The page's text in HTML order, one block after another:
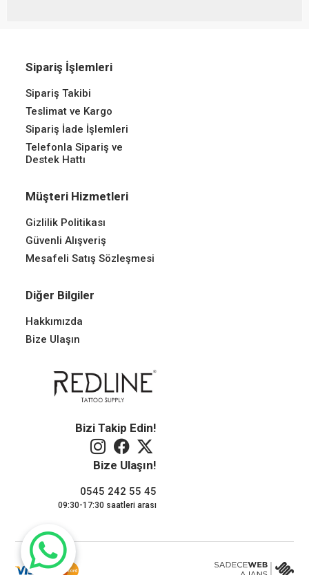
Sipariş İşlemleri
Sipariş Takibi
Teslimat ve Kargo
Sipariş İade İşlemleri
Telefonla Sipariş ve
Destek Hattı
Müşteri Hizmetleri
Gizlilik Politikası
Güvenli Alışveriş
Mesafeli Satış Sözleşmesi
Diğer Bilgiler
Hakkımızda
Bize Ulaşın
Bizi Takip Edin!
Bize Ulaşın!
0545 242 55 45
09:30-17:30 saatleri arası